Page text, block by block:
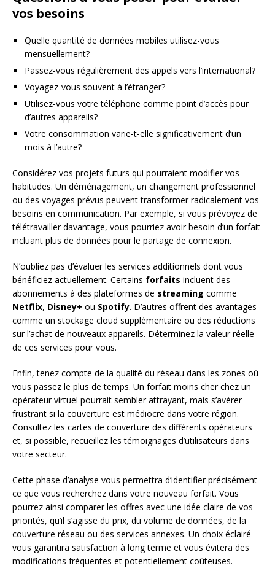
vos besoins
Quelle quantité de données mobiles utilisez-vous
mensuellement?
Passez-vous régulièrement des appels vers l’international?
Voyagez-vous souvent à l’étranger?
Utilisez-vous votre téléphone comme point d’accès pour
d’autres appareils?
Votre consommation varie-t-elle significativement d’un
mois à l’autre?
Considérez vos projets futurs qui pourraient modifier vos
habitudes. Un déménagement, un changement professionnel
ou des voyages prévus peuvent transformer radicalement vos
besoins en communication. Par exemple, si vous prévoyez de
télétravailler davantage, vous pourriez avoir besoin d’un forfait
incluant plus de données pour le partage de connexion.
N’oubliez pas d’évaluer les services additionnels dont vous
bénéficiez actuellement. Certains forfaits incluent des
abonnements à des plateformes de streaming comme
Netflix, Disney+ ou Spotify. D’autres offrent des avantages
comme un stockage cloud supplémentaire ou des réductions
sur l’achat de nouveaux appareils. Déterminez la valeur réelle
de ces services pour vous.
Enfin, tenez compte de la qualité du réseau dans les zones où
vous passez le plus de temps. Un forfait moins cher chez un
opérateur virtuel pourrait sembler attrayant, mais s’avérer
frustrant si la couverture est médiocre dans votre région.
Consultez les cartes de couverture des différents opérateurs
et, si possible, recueillez les témoignages d’utilisateurs dans
votre secteur.
Cette phase d’analyse vous permettra d’identifier précisément
ce que vous recherchez dans votre nouveau forfait. Vous
pourrez ainsi comparer les offres avec une idée claire de vos
priorités, qu’il s’agisse du prix, du volume de données, de la
couverture réseau ou des services annexes. Un choix éclairé
vous garantira satisfaction à long terme et vous évitera des
modifications fréquentes et potentiellement coûteuses.